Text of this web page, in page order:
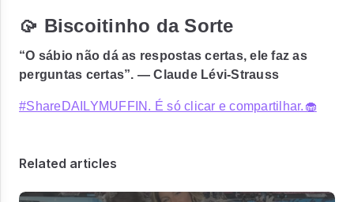
🥠 Biscoitinho da Sorte
“O sábio não dá as respostas certas, ele faz as
perguntas certas”. — Claude Lévi-Strauss
#ShareDAILYMUFFIN. É só clicar e compartilhar.🧁
Related articles